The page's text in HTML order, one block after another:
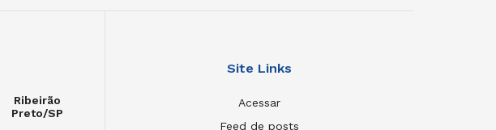
Ribeirão
Preto/SP
Site Links
Acessar
Feed de posts